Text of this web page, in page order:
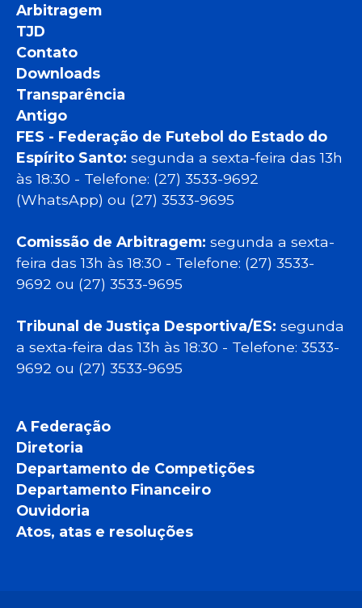
Arbitragem
TJD
Contato
Downloads
Transparência
Antigo
FES - Federação de Futebol do Estado do
Espírito Santo: segunda a sexta-feira das 13h
às 18:30 - Telefone: (27) 3533-9692
(WhatsApp) ou (27) 3533-9695
Comissão de Arbitragem: segunda a sexta-
feira das 13h às 18:30 - Telefone: (27) 3533-
9692 ou (27) 3533-9695
Tribunal de Justiça Desportiva/ES: segunda
a sexta-feira das 13h às 18:30 - Telefone: 3533-
9692 ou (27) 3533-9695
A Federação
Diretoria
Departamento de Competições
Departamento Financeiro
Ouvidoria
Atos, atas e resoluções